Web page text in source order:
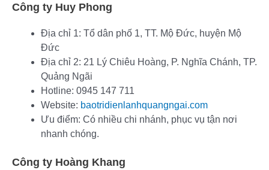
Công ty Huy Phong
Địa chỉ 1: Tổ dân phố 1, TT. Mộ Đức, huyện Mộ
Đức
Địa chỉ 2: 21 Lý Chiêu Hoàng, P. Nghĩa Chánh, TP.
Quảng Ngãi
Hotline: 0945 147 711
Website: baotridienlanhquangngai.com
Ưu điểm: Có nhiều chi nhánh, phục vụ tận nơi
nhanh chóng.
Công ty Hoàng Khang